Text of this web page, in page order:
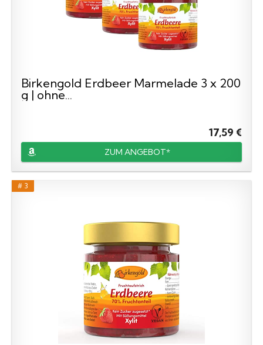
Birkengold Erdbeer Marmelade 3 x 200
g | ohne...
17,59 €
ZUM ANGEBOT*
# 3